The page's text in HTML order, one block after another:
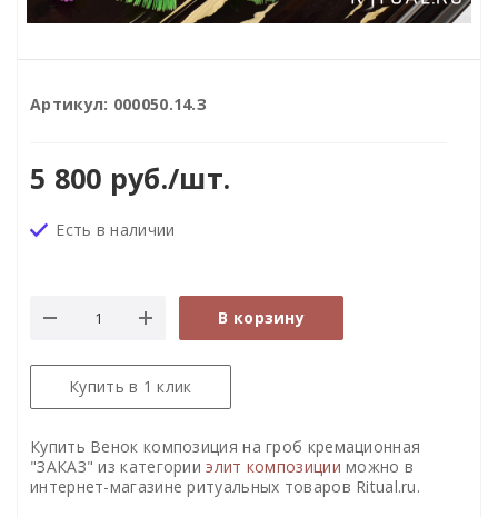
Артикул: 000050.14.З
5 800 руб./шт.
Есть в наличии
В корзину
Купить в 1 клик
Купить Венок композиция на гроб кремационная
"ЗАКАЗ" из категорииэлит композиции можно в
интернет-магазине ритуальных товаров Ritual.ru.